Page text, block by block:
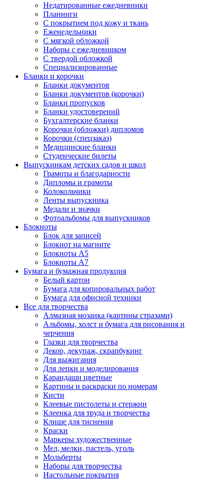
Недатированные ежедневники
Планинги
С покрытием под кожу и ткань
Еженедельники
С мягкой обложкой
Наборы с ежедневником
С твердой обложкой
Специализированные
Бланки и корочки
Бланки документов
Бланки документов (корочки)
Бланки пропусков
Бланки удостоверений
Бухгалтерские бланки
Корочки (обложки) дипломов
Корочки (спецзаказ)
Медицинские бланки
Студенческие билеты
Выпускникам детских садов и школ
Грамоты и благодарности
Дипломы и грамоты
Колокольчики
Ленты выпускника
Медали и значки
Фотоальбомы для выпускников
Блокноты
Блок для записей
Блокнот на магните
Блокноты А5
Блокноты А7
Бумага и бумажная продукция
Белый картон
Бумага для копировальных работ
Бумага для офисной техники
Все для творчества
Алмазная мозаика (картины стразами)
Альбомы, холст и бумага для рисования и
черчения
Глазки для творчества
Декор, декупаж, скрапбукинг
Для выжигания
Для лепки и моделирования
Карандаши цветные
Картины и раскраски по номерам
Кисти
Клеевые пистолеты и стержни
Клеенка для труда и творчества
Клише для тиснения
Краски
Маркеры художественные
Мел, мелки, пастель, уголь
Мольберты
Наборы для творчества
Настольные покрытия